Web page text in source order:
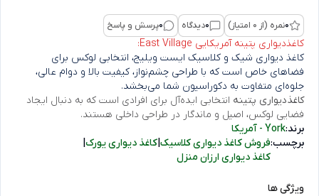
0نمره (از 0 امتیاز) 0دیدگاه 0پرسش و پاسخ
کاغذدیواری پتینه آمریکایی East Village:
کاغذ دیواری شیک و کلاسیک ایست ویلیج، انتخابی لوکس برای
فضاهای خاص است که با طراحی چشم‌نواز، کیفیت بالا و دوام عالی،
جلوه‌ای متفاوت به دکوراسیون شما می‌بخشد.
کاغذدیواری پتینه انتخابی ایده‌آل برای افرادی است که به دنبال ایجاد
فضایی لوکس، اصیل و ماندگار در طراحی داخلی هستند.
برند:York - آمریکا
برچسب:فروش کاغذ دیواری کلاسیک کاغذ دیواری یورک
کاغذ دیواری ارزان منزل
ویژگی ها